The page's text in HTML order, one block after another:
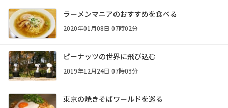
ラーメンマニアのおすすめを食べる
2020年01月08日 07時02分
ピーナッツの世界に飛び込む
2019年12月24日 07時03分
東京の焼きそばワールドを巡る